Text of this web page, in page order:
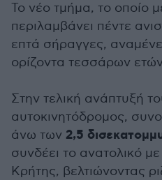
Το νέο τμήμα, το οποίο
περιλαμβάνει πέντε
επτά σήραγγες,
ορίζοντα τεσσάρων
Στην τελική ανάπτυξή
αυτοκινητόδρομος,
άνω των 2,5
συνδέει το ανατολικό
Κρήτης, βελτιώνοντας